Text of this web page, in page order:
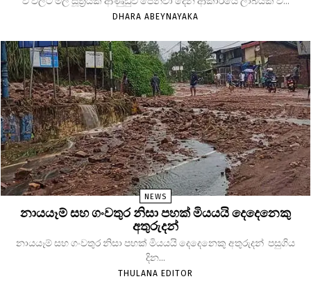
DHARA ABEYNAYAKA
NEWS
නායයෑම් සහ ගංවතුර නිසා පහක් මියයයි දෙදෙනෙකු
අතුරුදන්
නායයෑම් සහ ගංවතුර නිසා පහක් මියයයි දෙදෙනෙකු අතුරුදන් පසුගිය
දින...
THULANA EDITOR